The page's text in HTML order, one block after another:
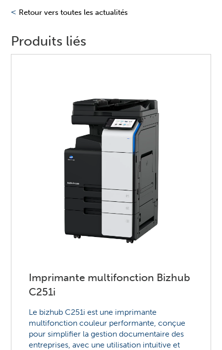
< Retour vers toutes les actualités
Produits liés
Imprimante multifonction Bizhub
C251i
Le bizhub C251i est une imprimante
multifonction couleur performante, conçue
pour simplifier la gestion documentaire des
entreprises, avec une utilisation intuitive et